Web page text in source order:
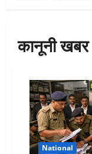
कानूनी खबर
National